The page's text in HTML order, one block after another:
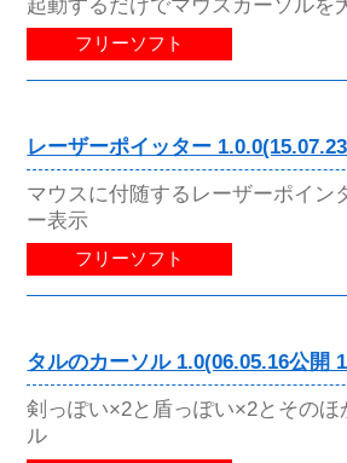
フリーソフト
レーザーポイッター
マウスに付随するレーザーポイン
ー表示
フリーソフト
タルのカーソル 1.0(06.05.16公開
剣っぽい×2と盾っぽい×2とそのほ
ル